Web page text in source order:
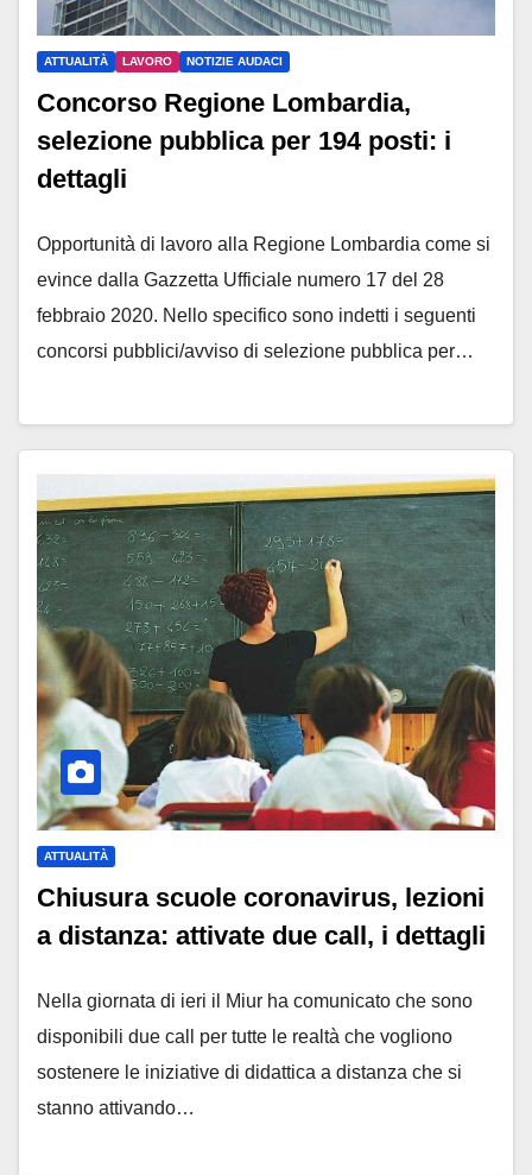
ATTUALITÀ LAVORO NOTIZIE AUDACI
Concorso Regione Lombardia,
selezione pubblica per 194 posti: i
dettagli
Opportunità di lavoro alla Regione Lombardia come si
evince dalla Gazzetta Ufficiale numero 17 del 28
febbraio 2020. Nello specifico sono indetti i seguenti
concorsi pubblici/avviso di selezione pubblica per…
ATTUALITÀ
Chiusura scuole coronavirus, lezioni
a distanza: attivate due call, i dettagli
Nella giornata di ieri il Miur ha comunicato che sono
disponibili due call per tutte le realtà che vogliono
sostenere le iniziative di didattica a distanza che si
stanno attivando…